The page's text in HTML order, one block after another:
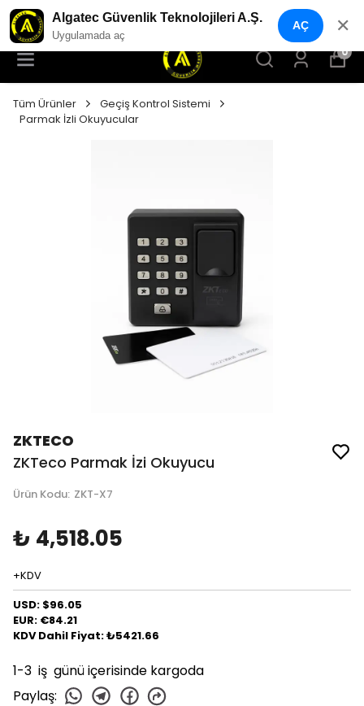
YENI NESIL GÜVENLIK GEÇIŞ SISTEMLERI
0
Tüm Ürünler
Geçiş Kontrol Sistemi
Parmak İzli Okuyucular
ZKTECO
ZKTeco Parmak İzi Okuyucu
Ürün Kodu: ZKT-X7
₺ 4,518.05
+KDV
USD: $96.05
EUR: €84.21
KDV Dahil Fiyat: ₺5421.66
1-3 iş günü içerisinde kargoda
Paylaş:
Algatec Güvenlik Teknolojileri A.Ş.
Uygulamada aç
AÇ ✕